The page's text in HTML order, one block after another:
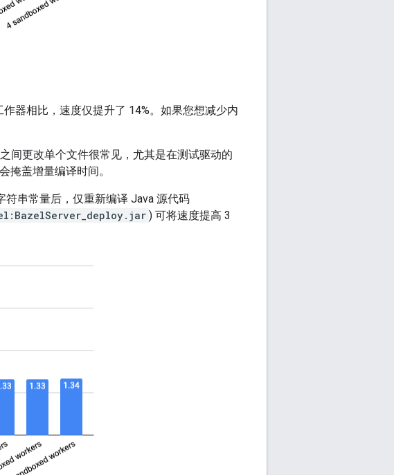
器相比，速度仅提升了 14%。如果您想减少内
间更改单个文件很常见，尤其是在测试驱动的
掩盖增量编译时间。
符串常量后，仅重新编译 Java 源代码
) 可将速度提高 3